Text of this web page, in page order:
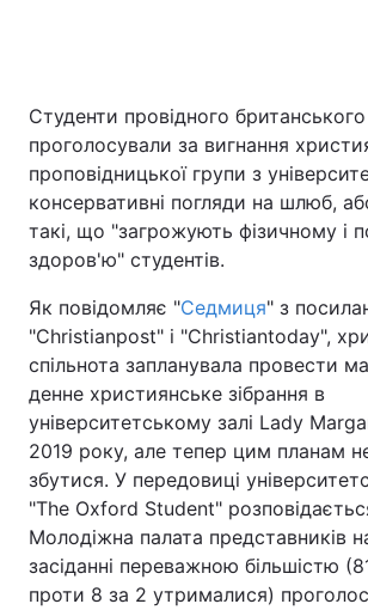
Студенти провідного
проголосували за вигнання
проповідницької групи з
консервативні погляди на шлюб,
такі, що "загрожують фізичному і
здоров'ю" студентів.
Як повідомляє "Седмиця" з
"Сhristianpost" і "Сhristiantoday",
спільнота запланувала провести
денне християнське зібрання в
університетському залі Lady
2019 року, але тепер цим планам
збутися. У передовиці
"The Oxford Student"
Молодіжна палата представників
засіданні переважною більшістю
проти 8 за 2 утрималися)